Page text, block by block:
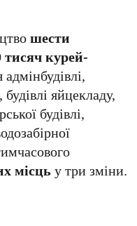
шести
тисяч курей-
яйцекладу,
будівлі,
місць у три зміни.